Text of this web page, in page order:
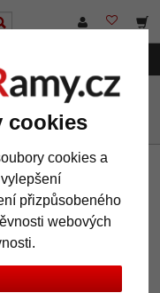
cookies
cookies a
přizpůsobeného
webových
rámy
zadejte zde prosím
kdykoliv zrušit.